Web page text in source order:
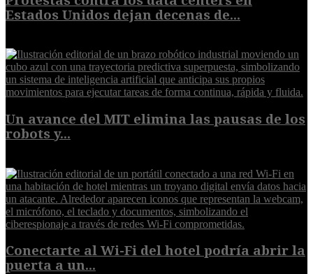
Estados Unidos dejan decenas de...
Un avance del MIT elimina las pausas de los
robots y...
Conectarte al Wi-Fi del hotel podría abrir la
puerta a un...